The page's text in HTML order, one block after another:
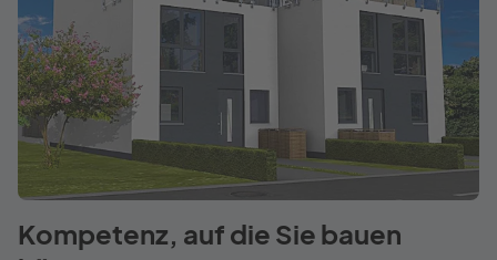
Kompetenz, auf die Sie bauen